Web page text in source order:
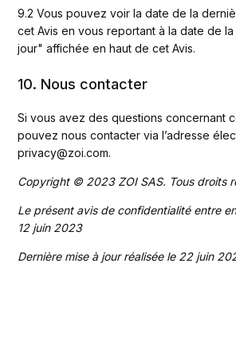
9.2 Vous pouvez voir la date de la
cet Avis en vous reportant à la date de
jour" affichée en haut de cet Avis.
10. Nous contacter
Si vous avez des questions concernant
pouvez nous contacter via l’adresse
privacy@zoi.com.
Copyright © 2023 ZOI SAS. Tous droits
Le présent avis de confidentialité entre
12 juin 2023
Dernière mise à jour réalisée le 22 juin